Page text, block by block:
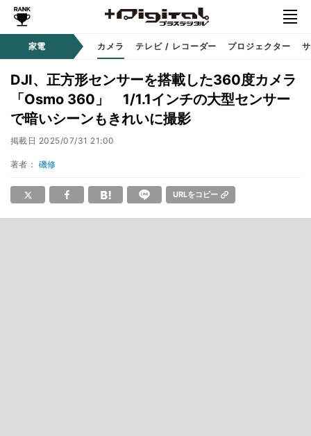
家電 カメラ テレビ / レコーダー プロジェクター
DJI、正方形センサーを搭載した360度カメラ
「Osmo 360」 1/1.1インチの大型センサー
で暗いシーンもきれいに撮影
掲載日 2025/07/31 21:00
著者： 磯修
URLをコピー